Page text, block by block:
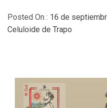
Posted On : 16 de
Celuloide de Trapo